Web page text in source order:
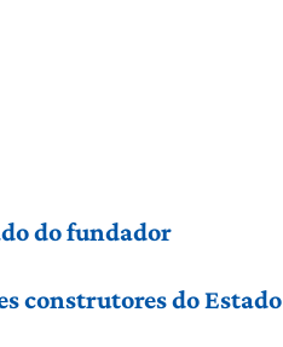
do fundador
construtores do Estado